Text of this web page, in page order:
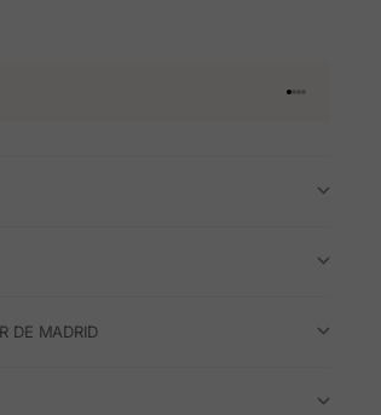
Ir para o
Ir para o
Ir para o
Ir para o
DE MADRID